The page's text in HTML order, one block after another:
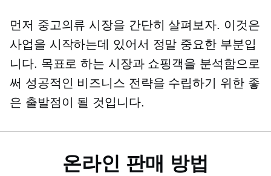
먼저 중고의류 시장을 간단히 살펴보자. 이것은
사업을 시작하는데 있어서 정말 중요한 부분입
니다. 목표로 하는 시장과 쇼핑객을 분석함으로
써 성공적인 비즈니스 전략을 수립하기 위한 좋
은 출발점이 될 것입니다.
온라인 판매 방법